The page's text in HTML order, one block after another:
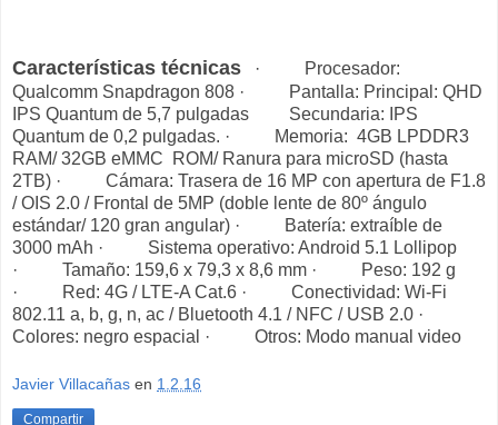
Características técnicas · Procesador:
Qualcomm Snapdragon 808 · Pantalla: Principal: QHD
IPS Quantum de 5,7 pulgadas Secundaria: IPS
Quantum de 0,2 pulgadas. · Memoria: 4GB LPDDR3
RAM/ 32GB eMMC ROM/ Ranura para microSD (hasta
2TB) · Cámara: Trasera de 16 MP con apertura de F1.8
/ OIS 2.0 / Frontal de 5MP (doble lente de 80º ángulo
estándar/ 120 gran angular) · Batería: extraíble de
3000 mAh · Sistema operativo: Android 5.1 Lollipop
· Tamaño: 159,6 x 79,3 x 8,6 mm · Peso: 192 g
· Red: 4G / LTE-A Cat.6 · Conectividad: Wi-Fi
802.11 a, b, g, n, ac / Bluetooth 4.1 / NFC / USB 2.0 ·
Colores: negro espacial · Otros: Modo manual video
Javier Villacañas en 1.2.16
Compartir